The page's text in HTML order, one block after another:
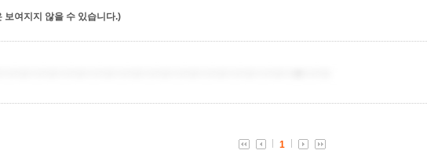
보여지지 않을 수 있습니다.)